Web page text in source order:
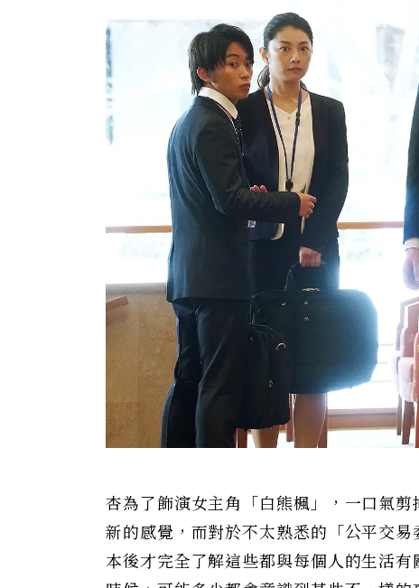
杏為了飾演女主角「白熊楓」，一口氣
新的感覺，而對於不太熟悉的「公平交
本後才完全了解這些都與每個人的生活